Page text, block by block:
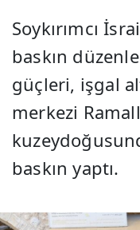
Soykırımcı
baskın
güçleri, işgal
merkezi
baskın yaptı.